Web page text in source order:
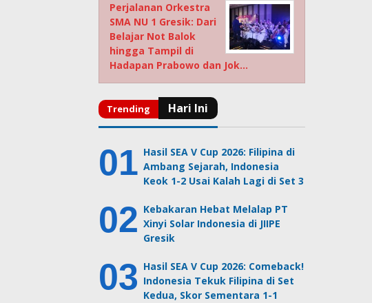
Perjalanan Orkestra
SMA NU 1 Gresik: Dari
Belajar Not Balok
hingga Tampil di
Hadapan Prabowo dan Jok…
Hasil SEA V Cup 2026: Filipina di
Ambang Sejarah, Indonesia
Keok 1-2 Usai Kalah Lagi di Set 3
Kebakaran Hebat Melalap PT
Xinyi Solar Indonesia di JIIPE
Gresik
Hasil SEA V Cup 2026: Comeback!
Indonesia Tekuk Filipina di Set
Kedua, Skor Sementara 1-1